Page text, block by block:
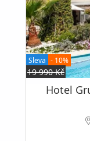
Sleva - 10%
19 990 Kč
Hotel